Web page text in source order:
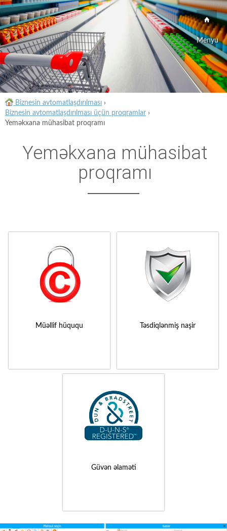
Menyu
Biznesin avtomatlaşdırılması ›
Biznesin avtomatlaşdırılması üçün proqramlar ›
Yeməkxana mühasibat proqramı
Yeməkxana mühasibat
proqramı
Müəllif hüququ Təsdiqlənmiş naşir
Güvən əlaməti